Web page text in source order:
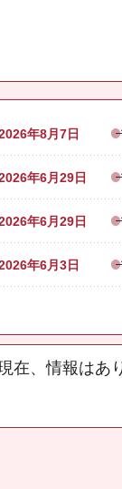
年8月7日
年6月29日
年6月29日
年6月3日
在、情報はあ